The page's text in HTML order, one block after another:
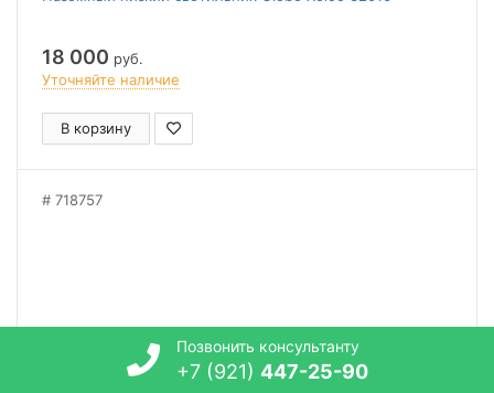
18 000 руб.
Уточняйте наличие
В корзину
718757
Позвонить консультанту
+7 (921) 447-25-90